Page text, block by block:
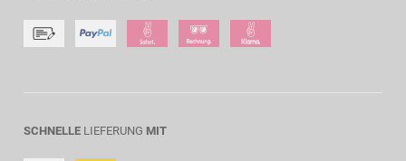
SCHNELLE LIEFERUNG MIT